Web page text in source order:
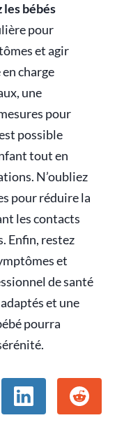
bébés
pour
et agir
charge
une
pour
possible
tout en
N’oubliez
pour réduire la
les contacts
Enfin, restez
et
de santé
et une
pourra